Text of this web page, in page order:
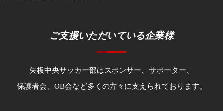
ご支援いただいている企業様
矢板中央サッカー部はスポンサー、サポーター、
保護者会、OB会など多くの方々に支えられております。